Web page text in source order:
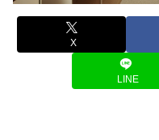
X
LINE